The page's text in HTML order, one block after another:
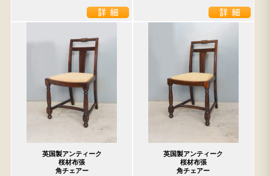
英国製アンティーク
桜材布張
角チェアー
英国製アンティーク
桜材布張
角チェアー